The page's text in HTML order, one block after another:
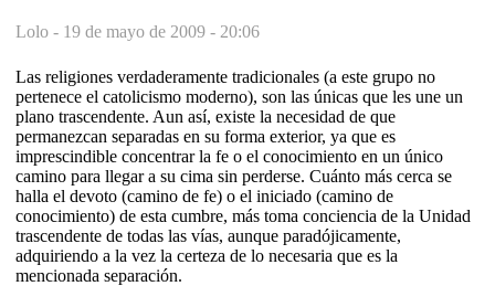
Lolo - 19 de mayo de 2009 - 20:06
Las religiones verdaderamente tradicionales (a este grupo no
pertenece el catolicismo moderno), son las únicas que les une un
plano trascendente. Aun así, existe la necesidad de que
permanezcan separadas en su forma exterior, ya que es
imprescindible concentrar la fe o el conocimiento en un único
camino para llegar a su cima sin perderse. Cuánto más cerca se
halla el devoto (camino de fe) o el iniciado (camino de
conocimiento) de esta cumbre, más toma conciencia de la Unidad
trascendente de todas las vías, aunque paradójicamente,
adquiriendo a la vez la certeza de lo necesaria que es la
mencionada separación.